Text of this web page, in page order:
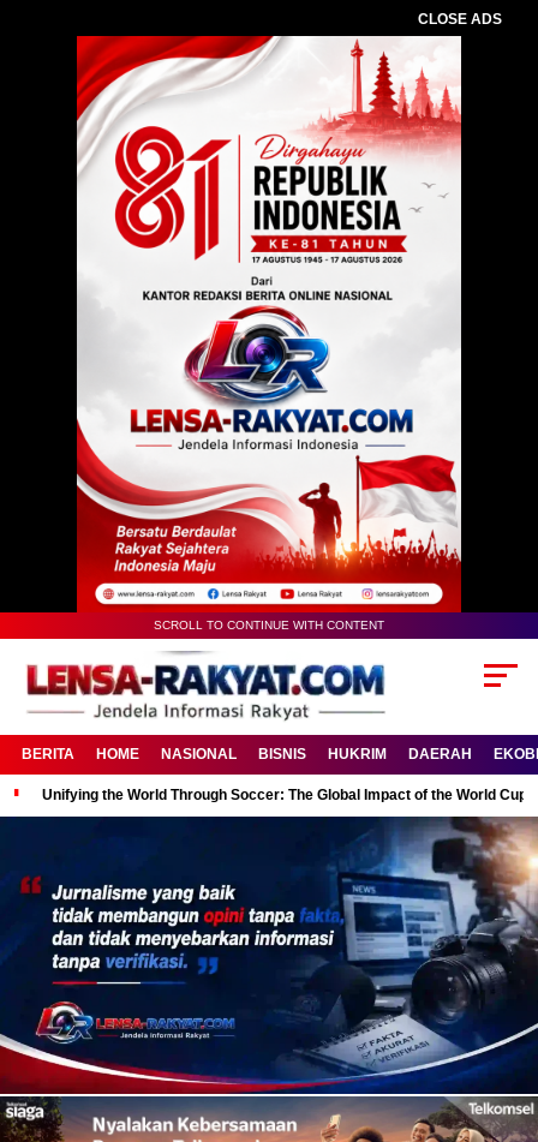
CLOSE ADS
SCROLL TO CONTINUE WITH CONTENT
BERITA HOME NASIONAL BISNIS HUKRIM DAERAH
Unifying the World Through Soccer: The Global Impact of the World Cup